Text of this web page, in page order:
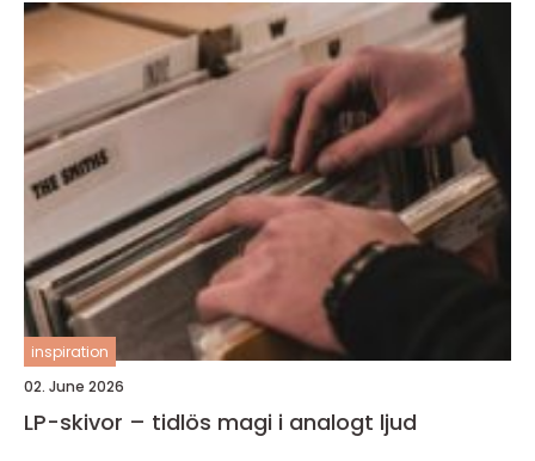
inspiration
02. June 2026
LP-skivor – tidlös magi i analogt ljud